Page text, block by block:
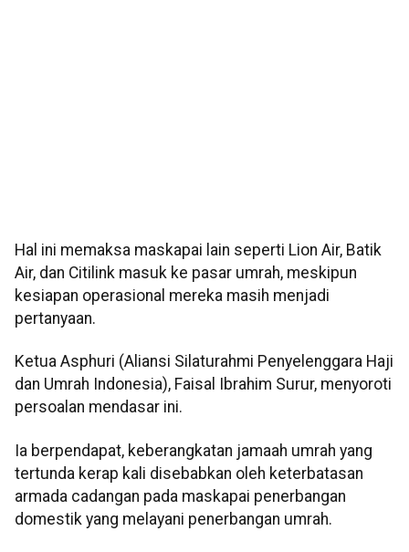
Hal ini memaksa maskapai lain seperti Lion Air, Batik
Air, dan Citilink masuk ke pasar umrah, meskipun
kesiapan operasional mereka masih menjadi
pertanyaan.
Ketua Asphuri (Aliansi Silaturahmi Penyelenggara Haji
dan Umrah Indonesia), Faisal Ibrahim Surur, menyoroti
persoalan mendasar ini.
Ia berpendapat, keberangkatan jamaah umrah yang
tertunda kerap kali disebabkan oleh keterbatasan
armada cadangan pada maskapai penerbangan
domestik yang melayani penerbangan umrah.